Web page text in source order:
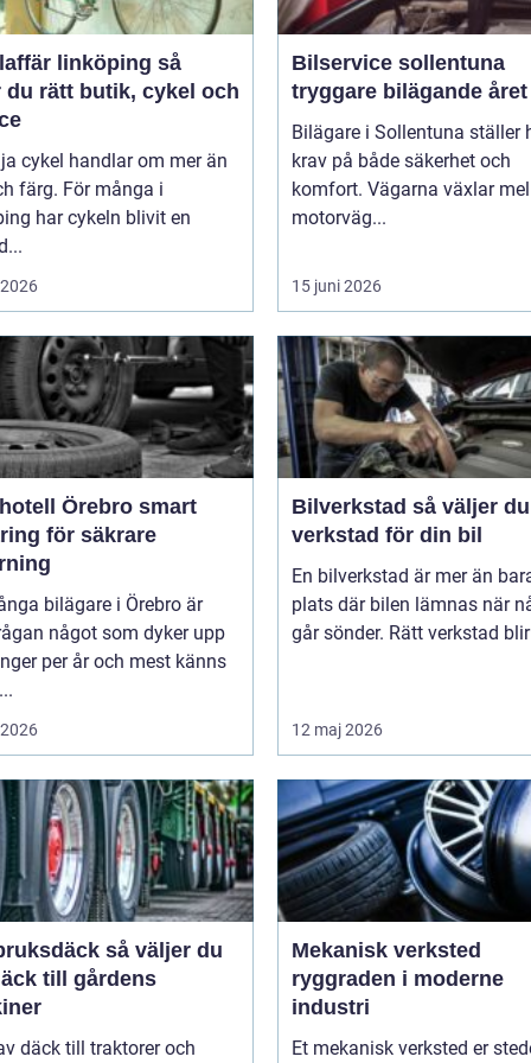
linköping så
du rätt butik, cykel och
cykel handlar om mer än
färg. För många i
har cykeln blivit en
Bilservice sollentuna
tryggare bilägande
Bilägare i Sollentuna ställer
krav på både säkerhet och
komfort. Vägarna växlar
motorväg...
15 juni 2026
Örebro smart
för säkrare
bilägare i Örebro är
något som dyker upp
per år och mest känns
Bilverkstad så väljer du rätt
verkstad för din bil
En bilverkstad är mer än
plats där bilen lämnas när
går sönder. Rätt verkstad
12 maj 2026
så väljer du
till gårdens
däck till traktorer och
Mekanisk verksted
ryggraden i moderne
industri
Et mekanisk verksted er